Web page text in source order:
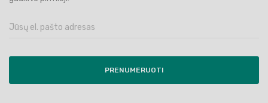
PRENUMERUOTI